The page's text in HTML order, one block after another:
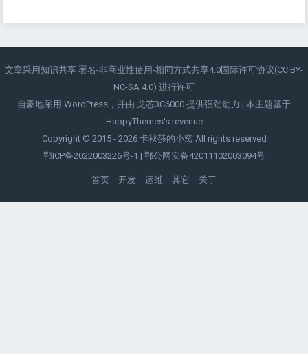
文章采用知识共享 署名-非商业性使用-相同方式共享4.0国际许可协议(CC BY-
NC-SA 4.0) 进行许可
自豪地采用 WordPress，并由 龙芯3C6000 提供强劲动力 | 本主题基于
HappyThemes's revenue
Copyright © 2015 - 2026 卡秋莎的小窝 All rights reserved
鄂ICP备2022003226号-1 | 鄂公网安备42011102003094号
首页 开发 运维 其它 关于